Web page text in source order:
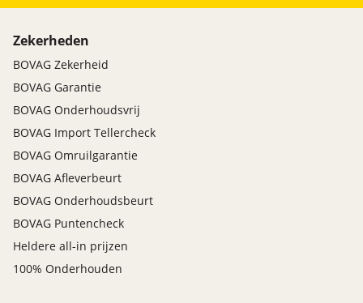
Zekerheden
BOVAG Zekerheid
BOVAG Garantie
BOVAG Onderhoudsvrij
BOVAG Import Tellercheck
BOVAG Omruilgarantie
BOVAG Afleverbeurt
BOVAG Onderhoudsbeurt
BOVAG Puntencheck
Heldere all-in prijzen
100% Onderhouden